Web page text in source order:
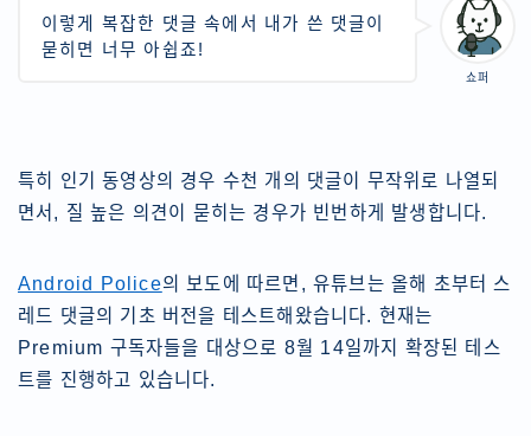
쇼퍼
이렇게 복잡한 댓글 속에서 내가 쓴 댓글이
묻히면 너무 아쉽죠!
특히 인기 동영상의 경우 수천 개의 댓글이 무작위로 나열되
면서, 질 높은 의견이 묻히는 경우가 빈번하게 발생합니다.
Android Police의 보도에 따르면, 유튜브는 올해 초부터 스
레드 댓글의 기초 버전을 테스트해왔습니다. 현재는
Premium 구독자들을 대상으로 8월 14일까지 확장된 테스
트를 진행하고 있습니다.